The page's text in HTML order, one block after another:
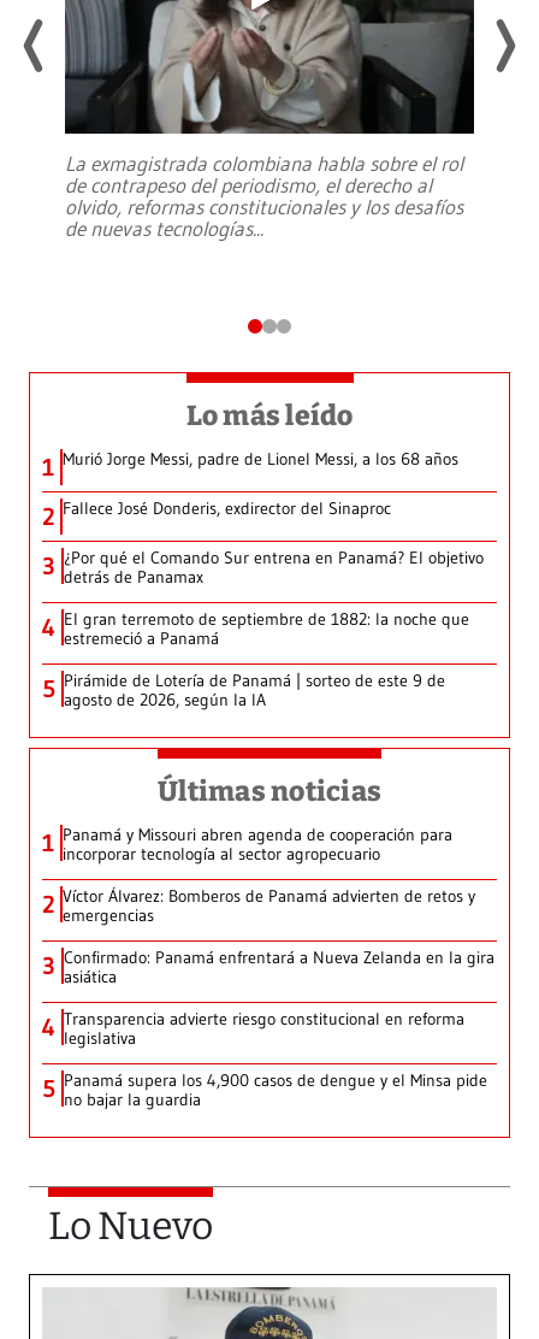
La exmagistrada colombiana habla sobre el rol
de contrapeso del periodismo, el derecho al
olvido, reformas constitucionales y los desafíos
de nuevas tecnologías...
Lo más leído
1 Murió Jorge Messi, padre de Lionel Messi, a los 68 años
2 Fallece José Donderis, exdirector del Sinaproc
3 ¿Por qué el Comando Sur entrena en Panamá? El objetivo
detrás de Panamax
4 El gran terremoto de septiembre de 1882: la noche que
estremeció a Panamá
5 Pirámide de Lotería de Panamá | sorteo de este 9 de
agosto de 2026, según la IA
Últimas noticias
1 Panamá y Missouri abren agenda de cooperación para
incorporar tecnología al sector agropecuario
2 Víctor Álvarez: Bomberos de Panamá advierten de retos y
emergencias
3 Confirmado: Panamá enfrentará a Nueva Zelanda en la gira
asiática
4 Transparencia advierte riesgo constitucional en reforma
legislativa
5 Panamá supera los 4,900 casos de dengue y el Minsa pide
no bajar la guardia
Lo Nuevo